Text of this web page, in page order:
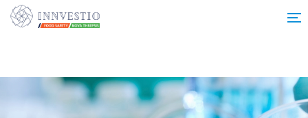
Additionally, paste this code immediately after the opening tag: